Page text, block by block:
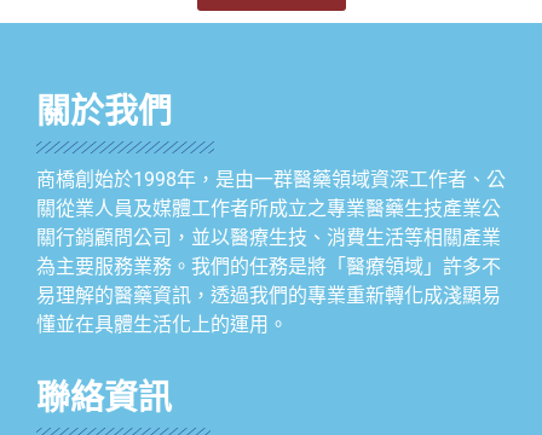
關於我們
商橋創始於1998年，是由一群醫藥領域資深工作者、公
關從業人員及媒體工作者所成立之專業醫藥生技產業公
關行銷顧問公司，並以醫療生技、消費生活等相關產業
為主要服務業務。我們的任務是將「醫療領域」許多不
易理解的醫藥資訊，透過我們的專業重新轉化成淺顯易
懂並在具體生活化上的運用。
聯絡資訊